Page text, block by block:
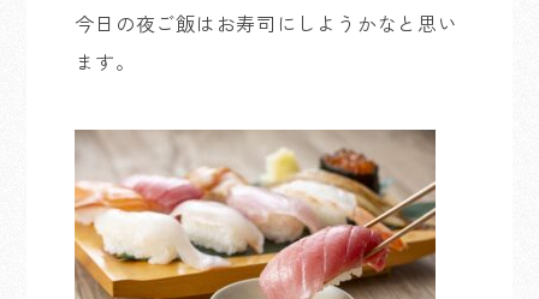
今日の夜ご飯はお寿司にしようかなと思い
ます。